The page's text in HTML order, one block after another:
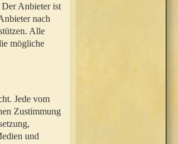
Anbieter ist
nach
Alle
mögliche
Jede vom
Zustimmung
und